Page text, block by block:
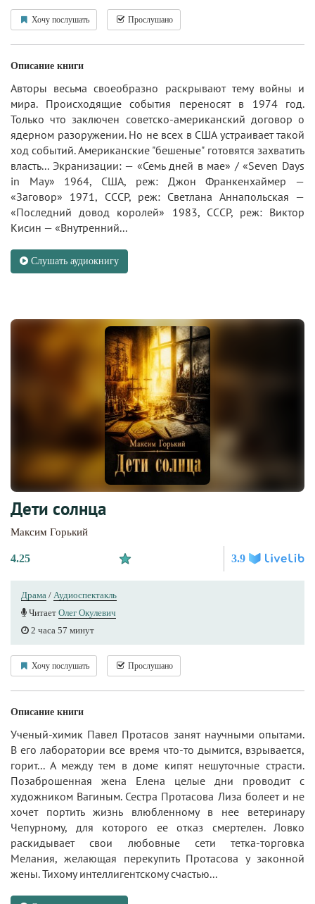
Хочу послушать Прослушано
Описание книги
Авторы весьма своеобразно раскрывают тему войны и
мира. Происходящие события переносят в 1974 год.
Только что заключен советско-американский договор о
ядерном разоружении. Но не всех в США устраивает такой
ход событий. Американские "бешеные" готовятся захватить
власть... Экранизации: — «Семь дней в мае» / «Seven Days
in May» 1964, США, реж: Джон Франкенхаймер —
«Заговор» 1971, СССР, реж: Светлана Аннапольская —
«Последний довод королей» 1983, СССР, реж: Виктор
Кисин — «Внутренний...
Слушать аудиокнигу
Дети солнца
Максим Горький
4.25 3.9
Драма / Аудиоспектакль
Читает Олег Окулевич
2 часа 57 минут
Хочу послушать Прослушано
Описание книги
Ученый-химик Павел Протасов занят научными опытами.
В его лаборатории все время что-то дымится, взрывается,
горит... А между тем в доме кипят нешуточные страсти.
Позаброшенная жена Елена целые дни проводит с
художником Вагиным. Сестра Протасова Лиза болеет и не
хочет портить жизнь влюбленному в нее ветеринару
Чепурному, для которого ее отказ смертелен. Ловко
раскидывает свои любовные сети тетка-торговка
Мелания, желающая перекупить Протасова у законной
жены. Тихому интеллигентскому счастью...